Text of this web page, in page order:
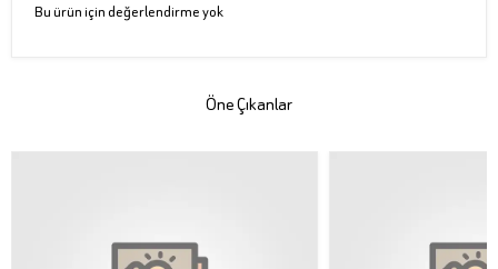
Bu ürün için değerlendirme yok
Öne Çıkanlar